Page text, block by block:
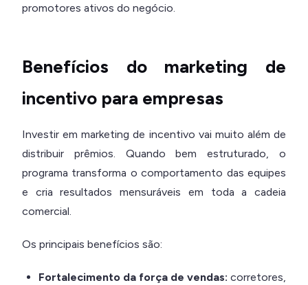
promotores ativos do negócio.
Benefícios do marketing de
incentivo para empresas
Investir em marketing de incentivo vai muito além de
distribuir prêmios. Quando bem estruturado, o
programa transforma o comportamento das equipes
e cria resultados mensuráveis em toda a cadeia
comercial.
Os principais benefícios são:
Fortalecimento da força de vendas: corretores,